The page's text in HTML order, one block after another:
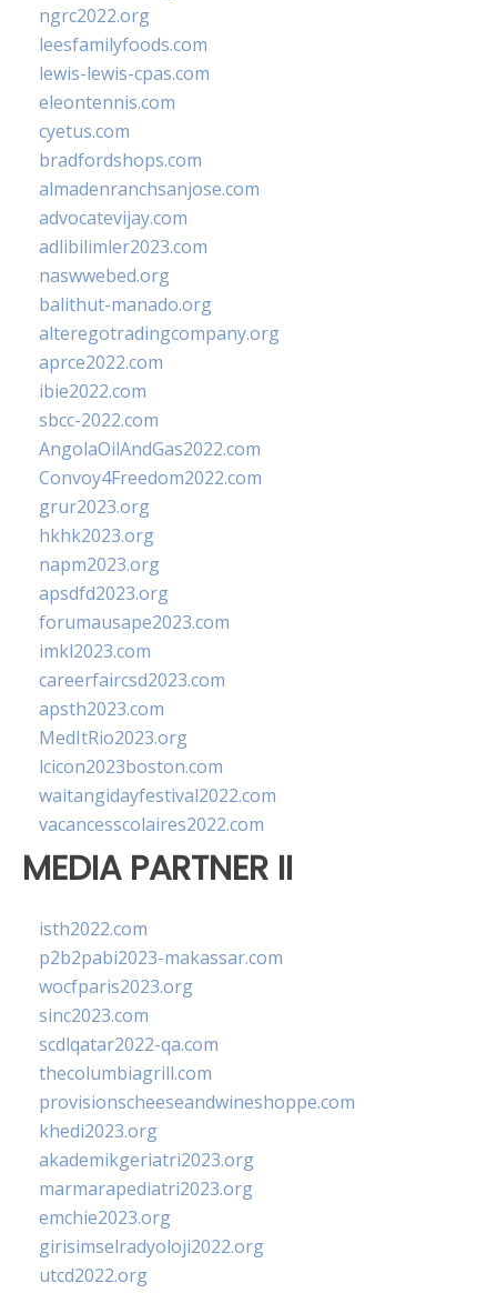
ngrc2022.org
leesfamilyfoods.com
lewis-lewis-cpas.com
eleontennis.com
cyetus.com
bradfordshops.com
almadenranchsanjose.com
advocatevijay.com
adlibilimler2023.com
naswwebed.org
balithut-manado.org
alteregotradingcompany.org
aprce2022.com
ibie2022.com
sbcc-2022.com
AngolaOilAndGas2022.com
Convoy4Freedom2022.com
grur2023.org
hkhk2023.org
napm2023.org
apsdfd2023.org
forumausape2023.com
imkl2023.com
careerfaircsd2023.com
apsth2023.com
MedItRio2023.org
lcicon2023boston.com
waitangidayfestival2022.com
vacancesscolaires2022.com
MEDIA PARTNER II
isth2022.com
p2b2pabi2023-makassar.com
wocfparis2023.org
sinc2023.com
scdlqatar2022-qa.com
thecolumbiagrill.com
provisionscheeseandwineshoppe.com
khedi2023.org
akademikgeriatri2023.org
marmarapediatri2023.org
emchie2023.org
girisimselradyoloji2022.org
utcd2022.org